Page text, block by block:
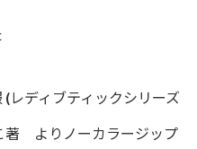
レディブティックシリーズ
よりノーカラージップ